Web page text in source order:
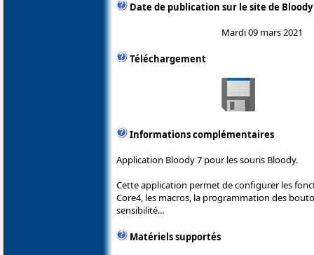
Date de publication sur le site de Bloody
Mardi 09 mars 2021
Téléchargement
Informations complémentaires
Application Bloody 7 pour les souris Bloody.
Cette application permet de configurer les
Core4, les macros, la programmation des
sensibilité...
Matériels supportés